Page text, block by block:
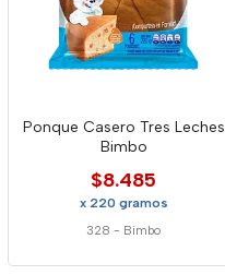
Ponque Casero Tres Leches
Bimbo
$8.485
x 220 gramos
328 - Bimbo